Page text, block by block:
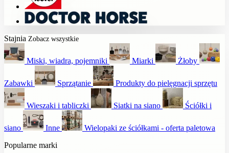
Stajnia Zobacz wszystkie
Miski, wiadra, pojemniki Miarki Żłoby
Zabawki Sprzątanie Produkty do pielęgnacji sprzętu
Wieszaki i tabliczki Siatki na siano Ściółki i
siano Inne
Wielopaki ze ściółkami - oferta paletowa
Popularne marki